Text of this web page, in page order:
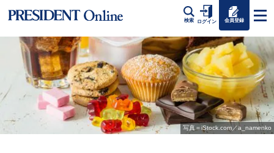
検索 ログイン 会員登録
写真＝iStock.com／a_namenko